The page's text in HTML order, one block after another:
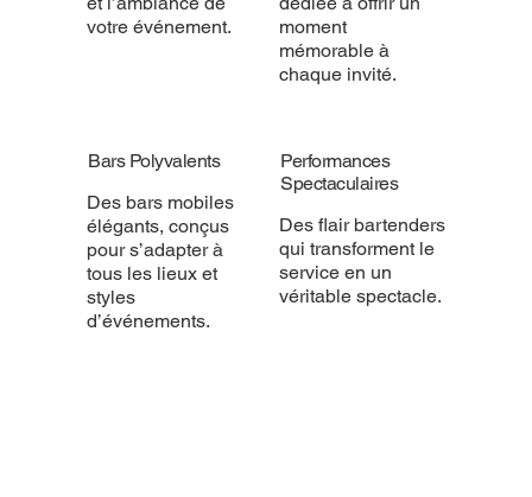
votre événement.
moment
mémorable à
chaque invité.
Bars Polyvalents
Des bars mobiles
élégants, conçus
pour s’adapter à
tous les lieux et
styles
d’événements.
Performances
Spectaculaires
Des flair bartenders
qui transforment le
service en un
véritable spectacle.